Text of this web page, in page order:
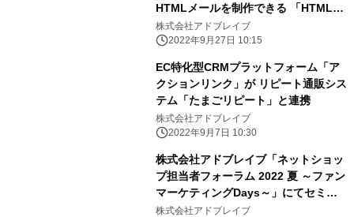
HTMLメールを制作できる 「HTMLメ
ールエディター」機能を9/20リリース
株式会社アドブレイブ
2022年9月27日 10:15
EC特化型CRMプラットフォーム「ア
クションリンク」が リピート通販シス
テム「たまごリピート」と連携
株式会社アドブレイブ
2022年9月7日 10:30
株式会社アドブレイブ「ネットショッ
プ担当者フォーラム 2022 夏 ～ファン
マーケティングDays～」にてセミナ
ーに登壇(9/16)
株式会社アドブレイブ